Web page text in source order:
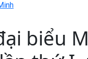
biểu